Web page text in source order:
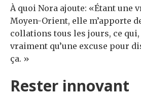
À quoi Nora ajoute: «Étant une
Moyen-Orient, elle m’apporte
collations tous les jours, ce qui,
vraiment qu’une excuse pour
ça. »
Rester innovant